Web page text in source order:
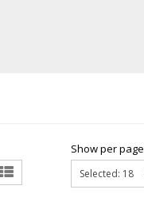
Show per page